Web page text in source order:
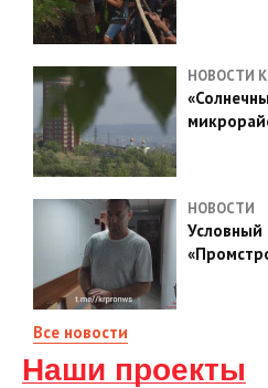
НОВОСТИ
НОВОСТИ
Условный
Все новости
Наши проекты